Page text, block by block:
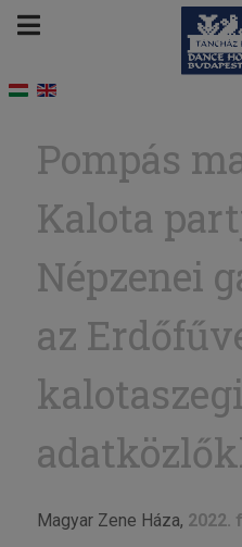
Pompás
Kalota
Népzenei
az
kalotaszegi
Magyar Zene Háza, 2022.